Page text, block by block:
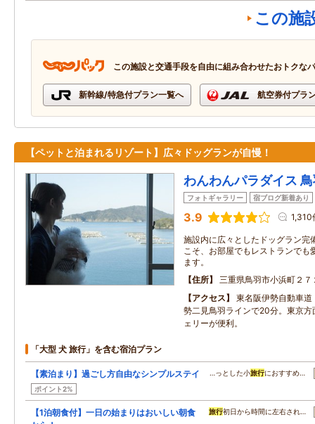
この施
この施設と交通手段を自由に組み合わせたおトクな
新幹線/特急付プラン一覧へ 航空券付プラ
【ペットと泊まれるリゾート】広々ドッグランが自慢！
わんわんパラダイス
フォトギャラリー 宿ブログ新着あり
3.9 1,310
施設内に広々としたドッグラン完
こそ、お部屋でもレストランでも
ます。
住所
三重県鳥羽市小浜町２７
アクセス
東名阪伊勢自動車
勢二見鳥羽ラインで20分。東京方
ェリーが便利。
「大型 犬 旅行」を含む宿泊プラン
【素泊まり】過ごし方自由なシンプルステイ
ポイント2%
…っとした小旅行におすすめ…
【1泊朝食付】一日の始まりはおいしい朝食
旅行初日から時間に左右され…